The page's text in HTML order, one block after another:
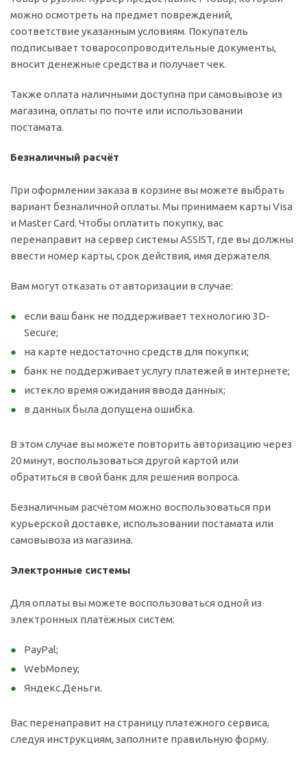
можно осмотреть на предмет повреждений,
соответствие указанным условиям. Покупатель
подписывает товаросопроводительные документы,
вносит денежные средства и получает чек.
Также оплата наличными доступна при самовывозе из
магазина, оплаты по почте или использовании
постамата.
Безналичный расчёт
При оформлении заказа в корзине вы можете выбрать
вариант безналичной оплаты. Мы принимаем карты Visa
и Master Card. Чтобы оплатить покупку, вас
перенаправит на сервер системы ASSIST, где вы должны
ввести номер карты, срок действия, имя держателя.
Вам могут отказать от авторизации в случае:
если ваш банк не поддерживает технологию 3D-
Secure;
на карте недостаточно средств для покупки;
банк не поддерживает услугу платежей в интернете;
истекло время ожидания ввода данных;
в данных была допущена ошибка.
В этом случае вы можете повторить авторизацию через
20 минут, воспользоваться другой картой или
обратиться в свой банк для решения вопроса.
Безналичным расчётом можно воспользоваться при
курьерской доставке, использовании постамата или
самовывоза из магазина.
Электронные системы
Для оплаты вы можете воспользоваться одной из
электронных платёжных систем:
PayPal;
WebMoney;
Яндекс.Деньги.
Вас перенаправит на страницу платежного сервиса,
следуя инструкциям, заполните правильную форму.